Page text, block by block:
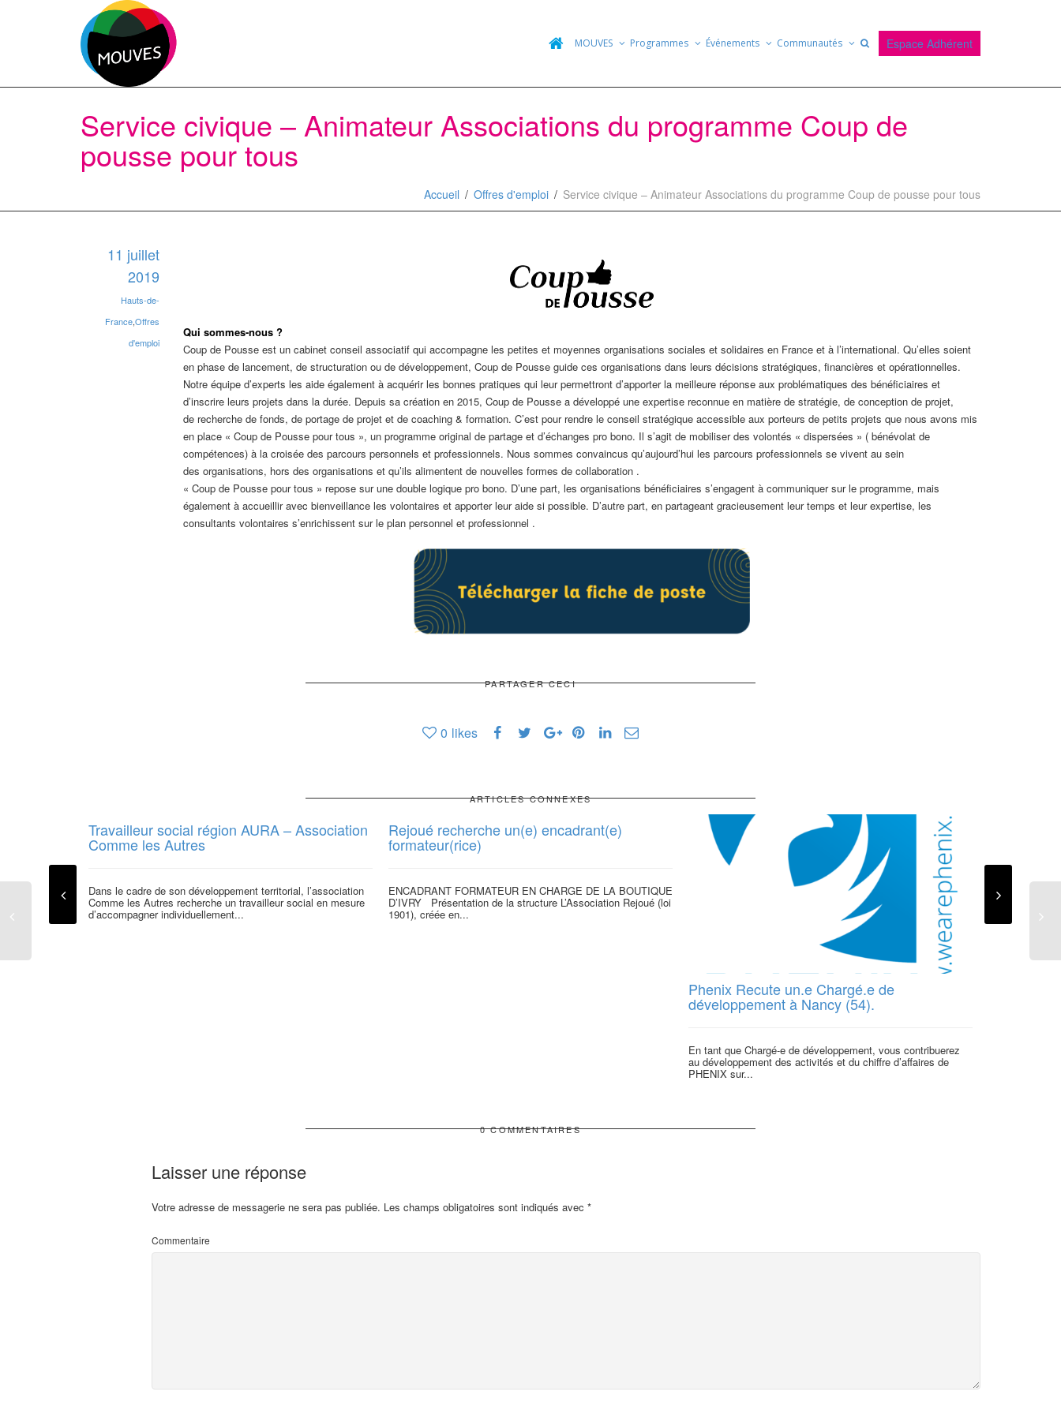
MOUVES Programmes Événements Communautés Espace Adhérent
Service civique – Animateur Associations du programme Coup de
pousse pour tous
Accueil Offres d'emploi Service civique – Animateur Associations du programme Coup de pousse pour tous
11 juillet
2019
Hauts-de-
France,Offres
d'emploi
Qui sommes-nous ?
Coup de Pousse est un cabinet conseil associatif qui accompagne les petites et moyennes organisations sociales et solidaires en France et à l’international. Qu’elles soient
en phase de lancement, de structuration ou de développement, Coup de Pousse guide ces organisations dans leurs décisions stratégiques, financières et opérationnelles.
Notre équipe d’experts les aide également à acquérir les bonnes pratiques qui leur permettront d’apporter la meilleure réponse aux problématiques des bénéficiaires et
d’inscrire leurs projets dans la durée. Depuis sa création en 2015, Coup de Pousse a développé une expertise reconnue en matière de stratégie, de conception de projet,
de recherche de fonds, de portage de projet et de coaching & formation. C’est pour rendre le conseil stratégique accessible aux porteurs de petits projets que nous avons mis
en place « Coup de Pousse pour tous », un programme original de partage et d’échanges pro bono. Il s’agit de mobiliser des volontés « dispersées » ( bénévolat de
compétences) à la croisée des parcours personnels et professionnels. Nous sommes convaincus qu’aujourd’hui les parcours professionnels se vivent au sein
des organisations, hors des organisations et qu’ils alimentent de nouvelles formes de collaboration .
« Coup de Pousse pour tous » repose sur une double logique pro bono. D’une part, les organisations bénéficiaires s’engagent à communiquer sur le programme, mais
également à accueillir avec bienveillance les volontaires et apporter leur aide si possible. D’autre part, en partageant gracieusement leur temps et leur expertise, les
consultants volontaires s’enrichissent sur le plan personnel et professionnel .
PARTAGER CECI
0 likes
ARTICLES CONNEXES
Travailleur social région AURA – Association
Comme les Autres
Dans le cadre de son développement territorial, l’association
Comme les Autres recherche un travailleur social en mesure
d’accompagner individuellement...
Rejoué recherche un(e) encadrant(e)
formateur(rice)
ENCADRANT FORMATEUR EN CHARGE DE LA BOUTIQUE
D’IVRY Présentation de la structure L’Association Rejoué (loi
1901), créée en...
Phenix Recute un.e Chargé.e de
développement à Nancy (54).
En tant que Chargé-e de développement, vous contribuerez
au développement des activités et du chiffre d’affaires de
PHENIX sur...
tant que
sera...
0 COMMENTAIRES
Laisser une réponse
Votre adresse de messagerie ne sera pas publiée. Les champs obligatoires sont indiqués avec *
Commentaire